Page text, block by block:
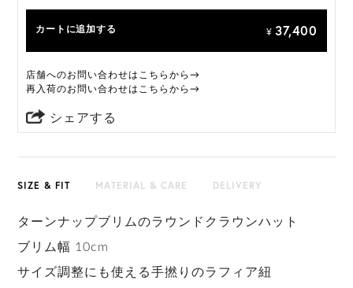
カートに追加する ¥ 37,400
店舗へのお問い合わせはこちらから→
再入荷のお問い合わせはこちらから→
シェアする
SIZE & FIT MATERIAL & CARE DELIVERY
ターンナップブリムのラウンドクラウンハット
ブリム幅 10cm
サイズ調整にも使える手撚りのラフィア紐